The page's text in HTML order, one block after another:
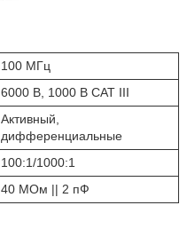
100 МГц
6000 В, 1000 В CAT III
Активный,
дифференциальные
100:1/1000:1
40 МОм || 2 пФ